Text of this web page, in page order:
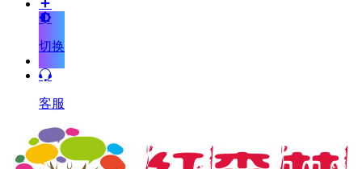
切换
客服